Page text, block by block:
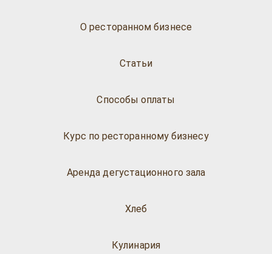
О ресторанном бизнесе
Статьи
Способы оплаты
Курс по ресторанному бизнесу
Аренда дегустационного зала
Хлеб
Кулинария